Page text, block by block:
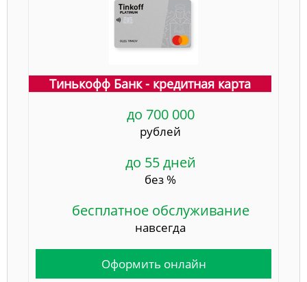
Тинькофф Банк - кредитная карта
до 700 000
рублей
до 55 дней
без %
бесплатное обслуживание
навсегда
Оформить онлайн